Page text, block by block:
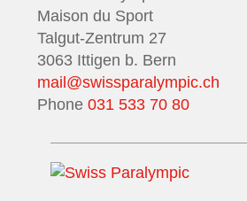
Maison du Sport
Talgut-Zentrum 27
3063 Ittigen b. Bern
mail@swissparalympic.ch
Phone 031 533 70 80